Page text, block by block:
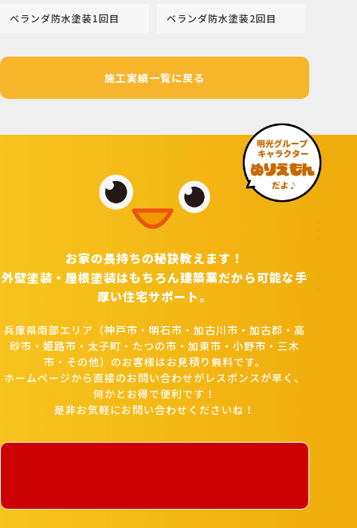
ベランダ防水塗装1回目 ベランダ防水塗装2回目
施工実績一覧に戻る
お家の長持ちの秘訣教えます！
外壁塗装・屋根塗装はもちろん建築業だから可能な手
厚い住宅サポート。
兵庫県南部エリア（神戸市・明石市・加古川市・加古郡・高
砂市・姫路市・太子町・たつの市・加東市・小野市・三木
市・その他）のお客様はお見積り無料です。
ホームページから直接のお問い合わせがレスポンスが早く、
何かとお得で便利です！
是非お気軽にお問い合わせくださいね！